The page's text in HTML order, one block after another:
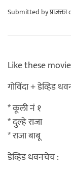
Submitted byप्राजक्ता
Like these
गोविंदा + डेव्हिड
* कूली नं १
* दुल्हे राजा
* राजा बाबू
डेव्हिड धवनचेच :